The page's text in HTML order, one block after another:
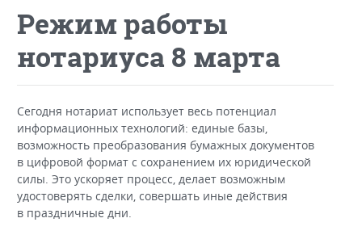
Режим работы
нотариуса 8 марта
Сегодня нотариат использует весь потенциал
информационных технологий: единые базы,
возможность преобразования бумажных документов
в цифровой формат с сохранением их юридической
силы. Это ускоряет процесс, делает возможным
удостоверять сделки, совершать иные действия
в праздничные дни.